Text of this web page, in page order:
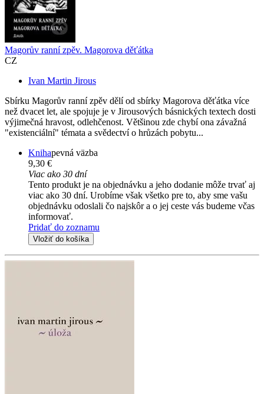
Magorův ranní zpěv. Magorova děťátka
CZ
Ivan Martin Jirous
Sbírku Magorův ranní zpěv dělí od sbírky Magorova děťátka více
než dvacet let, ale spojuje je v Jirousových básnických textech dosti
výjimečná hravost, odlehčenost. Většinou zde chybí ona závažná
"existenciální" témata a svědectví o hrůzách pobytu...
Knihapevná väzba
9,30 €
Viac ako 30 dní
Tento produkt je na objednávku a jeho dodanie môže trvať aj
viac ako 30 dní. Urobíme však všetko pre to, aby sme vašu
objednávku odoslali čo najskôr a o jej ceste vás budeme včas
informovať.
Pridať do zoznamu
Vložiť do košíka